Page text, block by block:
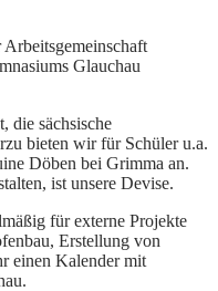
Glauchau
die sächsische
bieten wir für Schüler u.a.
Döben bei Grimma an.
ist unsere Devise.
für externe Projekte
Erstellung von
einen Kalender mit